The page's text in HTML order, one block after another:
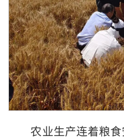
农业生产连着粮